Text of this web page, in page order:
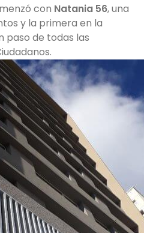
con Natania 56, una
y la primera en la
paso de todas las